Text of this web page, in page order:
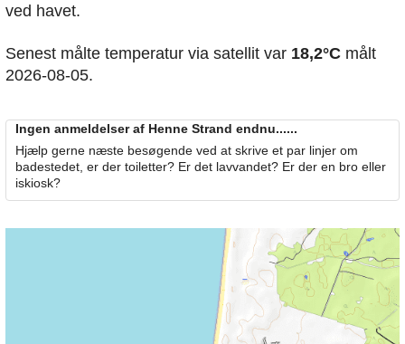
ved havet.
Senest målte temperatur via satellit var 18,2°C målt
2026-08-05.
Ingen anmeldelser af Henne Strand endnu......
Hjælp gerne næste besøgende ved at skrive et par linjer om
badestedet, er der toiletter? Er det lavvandet? Er der en bro eller
iskiosk?